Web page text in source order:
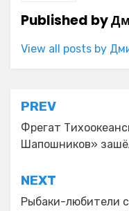
Published by
View all posts by
Навигация
по
записям
PREV
Фрегат
Шапошников»
NEXT
Рыбаки-любители